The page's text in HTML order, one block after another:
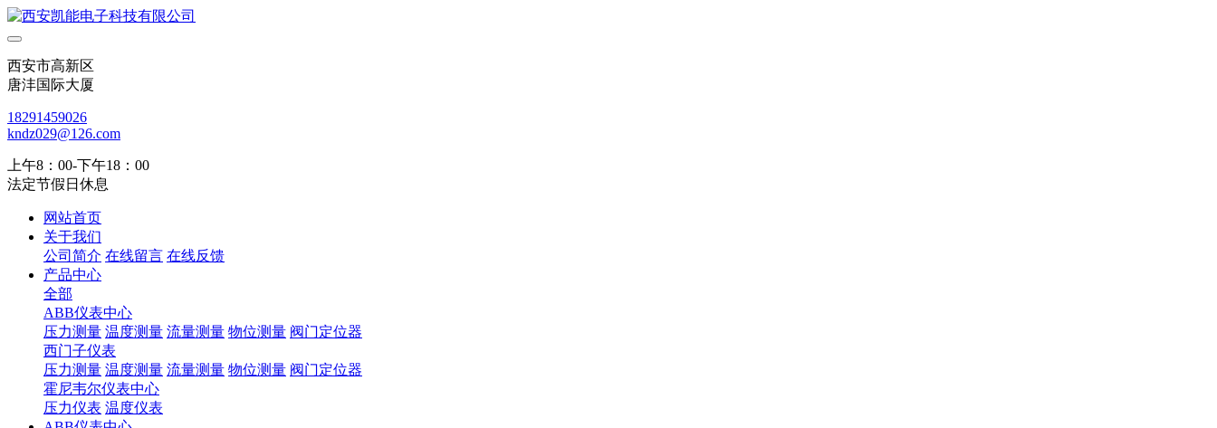
西安市高新区
唐沣国际大厦
18291459026
kndz029@126.com
上午8：00-下午18：00
法定节假日休息
网站首页
关于我们
公司简介 在线留言 在线反馈
产品中心
全部
ABB仪表中心
压力测量 温度测量 流量测量 物位测量 阀门定位器
西门子仪表
压力测量 温度测量 流量测量 物位测量 阀门定位器
霍尼韦尔仪表中心
压力仪表 温度仪表